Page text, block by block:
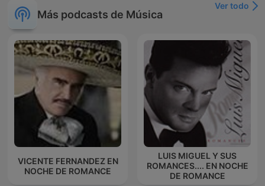
Más podcasts de Música
Ver todo
VICENTE FERNANDEZ EN
NOCHE DE ROMANCE
LUIS MIGUEL Y SUS
ROMANCES.... EN NOCHE
DE ROMANCE